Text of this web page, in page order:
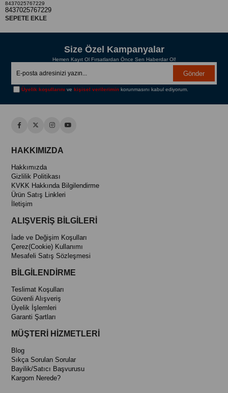
8437025767229
8437025767229
SEPETE EKLE
Size Özel Kampanyalar
Hemen Kayıt Ol Fırsatlardan Önce Sen Haberdar Ol!
Gönder
Üyelik koşullarını vekişisel verilerimin korunmasını kabul ediyorum.
HAKKIMIZDA
Hakkımızda
Gizlilik Politikası
KVKK Hakkında Bilgilendirme
Ürün Satış Linkleri
İletişim
ALIŞVERİŞ BİLGİLERİ
İade ve Değişim Koşulları
Çerez(Cookie) Kullanımı
Mesafeli Satış Sözleşmesi
BİLGİLENDİRME
Teslimat Koşulları
Güvenli Alışveriş
Üyelik İşlemleri
Garanti Şartları
MÜŞTERİ HİZMETLERİ
Blog
Sıkça Sorulan Sorular
Bayilik/Satıcı Başvurusu
Kargom Nerede?